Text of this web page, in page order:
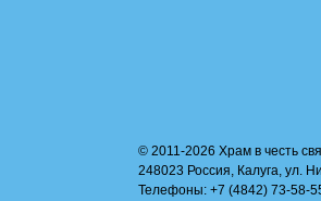
© 2011-2026 Храм в честь
248023 Россия, Калуга, ул.
Телефоны: +7 (4842) 73-58-